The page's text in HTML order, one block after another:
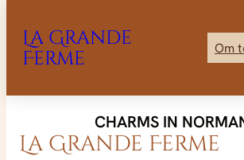
naar
La Grande
Ferme
Om
CHARMS IN
La Grande Ferme